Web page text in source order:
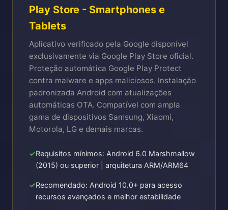
Play Store - Smartphones e
Tablets
Aplicativo verificado pela Google disponível
exclusivamente via Google Play Store oficial.
Proteção automática Google Play Protect
contra malware e apps maliciosos. Instalação
padronizada Android com atualizações
automáticas OTA. Compatível com ampla
gama de dispositivos Samsung, Xiaomi,
Motorola, LG e demais marcas.
Requisitos mínimos: Android 6.0 Marshmallow
(2015) ou superior | arquitetura ARM/ARM64
Recomendado: Android 10.0+ para acesso
recursos avançados e melhor estabilidade